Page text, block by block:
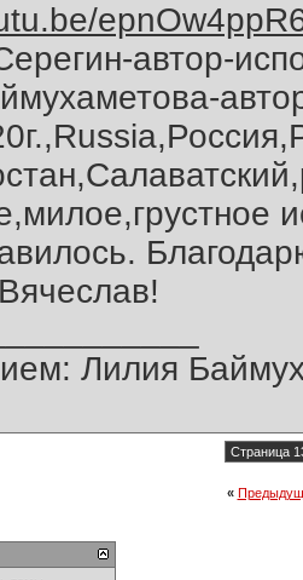
автор-
Лилия
Страница
«